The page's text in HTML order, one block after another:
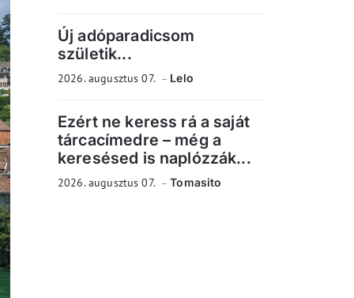
Új adóparadicsom
születik...
2026. augusztus 07. Lelo
Ezért ne keress rá a saját
tárcacímedre – még a
keresésed is naplózzák...
2026. augusztus 07. Tomasito